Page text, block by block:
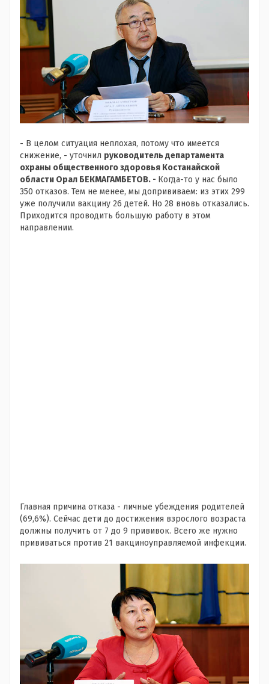
- В целом ситуация неплохая, потому что имеется
снижение, - уточнил руководитель департамента
охраны общественного здоровья Костанайской
области Орал БЕКМАГАМБЕТОВ. - Когда-то у нас было
350 отказов. Тем не менее, мы допрививаем: из этих 299
уже получили вакцину 26 детей. Но 28 вновь отказались.
Приходится проводить большую работу в этом
направлении.
Главная причина отказа - личные убеждения родителей
(69,6%). Сейчас дети до достижения взрослого возраста
должны получить от 7 до 9 прививок. Всего же нужно
прививаться против 21 вакциноуправляемой инфекции.